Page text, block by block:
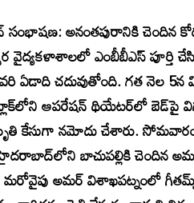
సంభాషణ: అనంతపురానికి చెందిన
వైద్యకళాశాలలో ఎంబీబీఎస్‌
ఏడాది చదువుతోంది. గత నెల 5న
ఆపరేషన్‌ థియేటర్‌లో బెడ్‌పై
కేసుగా నమోదు చేశారు.
బాచుపల్లికి చెందిన
మరోవైపు అమర్‌ విశాఖపట్నంలో